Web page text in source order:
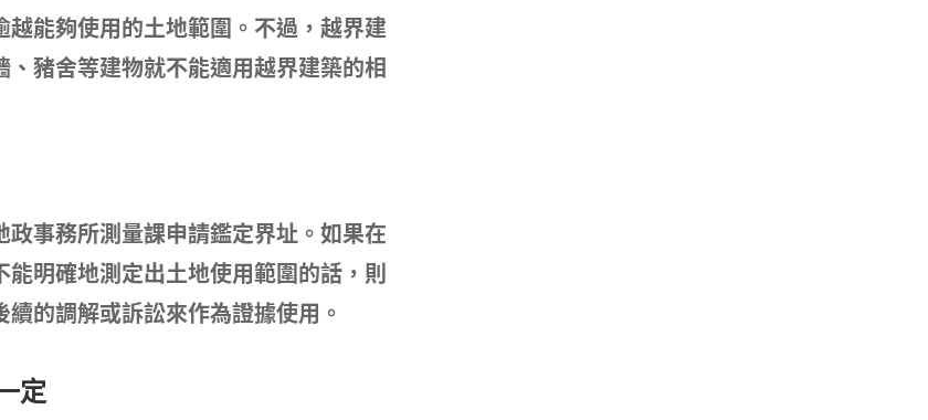
能夠使用的土地範圍。不過，越界建
豬舍等建物就不能適用越界建築的相
事務所測量課申請鑑定界址。如果在
明確地測定出土地使用範圍的話，則
的調解或訴訟來作為證據使用。
定